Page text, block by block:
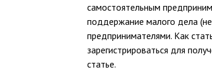
самостоятельным
поддержание малого дела
предпринимателями. Как
зарегистрироваться для
статье.